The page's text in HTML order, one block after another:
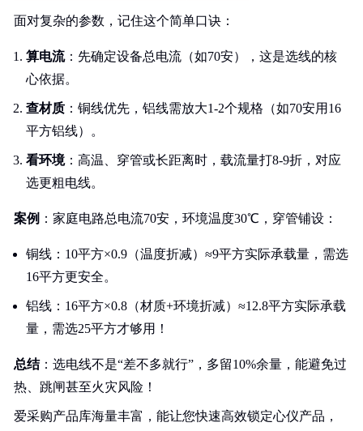
面对复杂的参数，记住这个简单口诀：
算电流：先确定设备总电流（如70安），这是选线的核
心依据。
查材质 ：铜线优先，铝线需放大1-2个规格（如70安用16
平方铝线）。
看环境：高温、穿管或长距离时，载流量打8-9折，对应
选更粗电线。
案例 ：家庭电路总电流70安，环境温度30℃，穿管铺设：
铜线：10平方×0.9（温度折减）≈9平方实际承载量，需选
16平方更安全。
铝线：16平方×0.8（材质+环境折减）≈12.8平方实际承载
量，需选25平方才够用！
总结：选电线不是“差不多就行”，多留10%余量，能避免过
热、跳闸甚至火灾风险！
爱采购产品库海量丰富，能让您快速高效锁定心仪产品，